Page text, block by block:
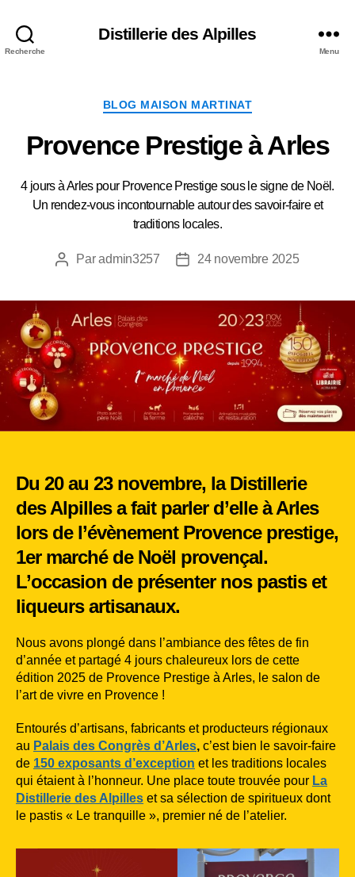
Recherche
Distillerie des Alpilles
Menu
Catégories
BLOG MAISON MARTINAT
Provence Prestige à Arles
4 jours à Arles pour Provence Prestige sous le signe de Noël.
Un rendez-vous incontournable autour des savoir-faire et
traditions locales.
Auteur
l’article
Paradmin3257
Date
l’article
24 novembre 2025
Du 20 au 23 novembre, la Distillerie
des Alpilles a fait parler d’elle à Arles
lors de l’évènement Provence prestige,
1er marché de Noël provençal.
L’occasion de présenter nos pastis et
liqueurs artisanaux.
Nous avons plongé dans l’ambiance des fêtes de fin
d’année et partagé 4 jours chaleureux lors de cette
édition 2025 de Provence Prestige à Arles, le salon de
l’art de vivre en Provence !
Entourés d’artisans, fabricants et producteurs régionaux
au Palais des Congrès d’Arles, c’est bien le savoir-faire
de 150 exposants d’exception et les traditions locales
qui étaient à l’honneur. Une place toute trouvée pour La
Distillerie des Alpilles et sa sélection de spiritueux dont
le pastis « Le tranquille », premier né de l’atelier.